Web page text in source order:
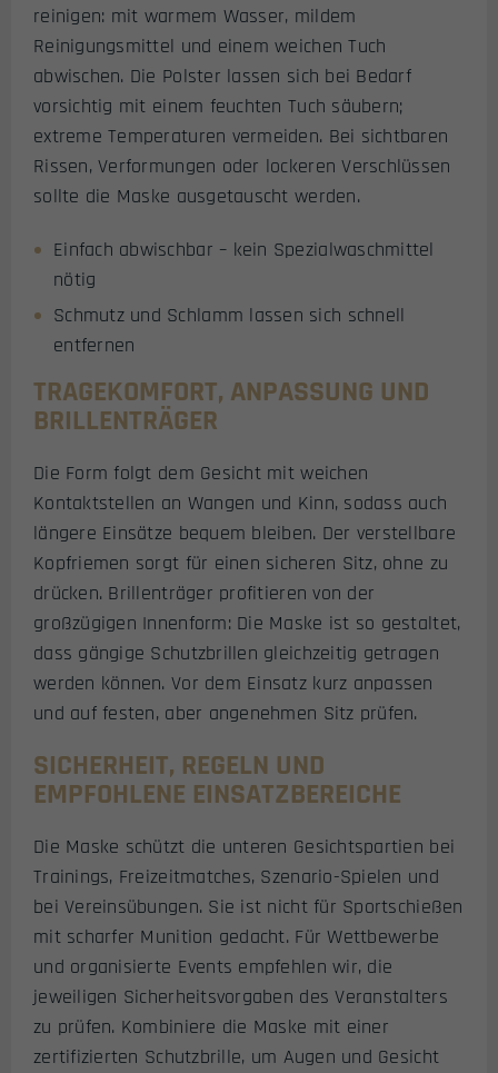
reinigen: mit warmem Wasser, mildem
Reinigungsmittel und einem weichen Tuch
abwischen. Die Polster lassen sich bei Bedarf
vorsichtig mit einem feuchten Tuch säubern;
extreme Temperaturen vermeiden. Bei sichtbaren
Rissen, Verformungen oder lockeren Verschlüssen
sollte die Maske ausgetauscht werden.
Einfach abwischbar – kein Spezialwaschmittel
nötig
Schmutz und Schlamm lassen sich schnell
entfernen
TRAGEKOMFORT, ANPASSUNG UND
BRILLENTRÄGER
Die Form folgt dem Gesicht mit weichen
Kontaktstellen an Wangen und Kinn, sodass auch
längere Einsätze bequem bleiben. Der verstellbare
Kopfriemen sorgt für einen sicheren Sitz, ohne zu
drücken. Brillenträger profitieren von der
großzügigen Innenform: Die Maske ist so gestaltet,
dass gängige Schutzbrillen gleichzeitig getragen
werden können. Vor dem Einsatz kurz anpassen
und auf festen, aber angenehmen Sitz prüfen.
SICHERHEIT, REGELN UND
EMPFOHLENE EINSATZBEREICHE
Die Maske schützt die unteren Gesichtspartien bei
Trainings, Freizeitmatches, Szenario-Spielen und
bei Vereinsübungen. Sie ist nicht für Sportschießen
mit scharfer Munition gedacht. Für Wettbewerbe
und organisierte Events empfehlen wir, die
jeweiligen Sicherheitsvorgaben des Veranstalters
zu prüfen. Kombiniere die Maske mit einer
zertifizierten Schutzbrille, um Augen und Gesicht